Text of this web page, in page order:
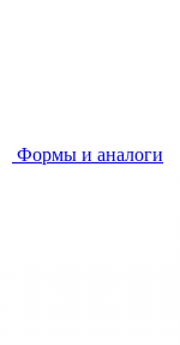
Формы и аналоги